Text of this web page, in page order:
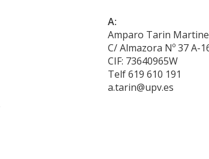
A:
Amparo Tarin
C/ Almazora Nº 37 A-
CIF: 73640965W
Telf 619 610 191
a.tarin@upv.es